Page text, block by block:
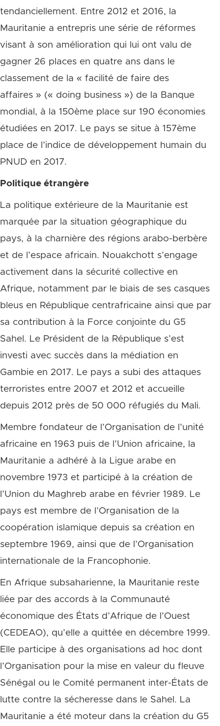
tendanciellement. Entre 2012 et 2016, la
Mauritanie a entrepris une série de réformes
visant à son amélioration qui lui ont valu de
gagner 26 places en quatre ans dans le
classement de la « facilité de faire des
affaires » (« doing business ») de la Banque
mondial, à la 150ème place sur 190 économies
étudiées en 2017. Le pays se situe à 157ème
place de l’indice de développement humain du
PNUD en 2017.
Politique étrangère
La politique extérieure de la Mauritanie est
marquée par la situation géographique du
pays, à la charnière des régions arabo-berbère
et de l’espace africain. Nouakchott s’engage
activement dans la sécurité collective en
Afrique, notamment par le biais de ses casques
bleus en République centrafricaine ainsi que par
sa contribution à la Force conjointe du G5
Sahel. Le Président de la République s’est
investi avec succès dans la médiation en
Gambie en 2017. Le pays a subi des attaques
terroristes entre 2007 et 2012 et accueille
depuis 2012 près de 50 000 réfugiés du Mali.
Membre fondateur de l’Organisation de l’unité
africaine en 1963 puis de l’Union africaine, la
Mauritanie a adhéré à la Ligue arabe en
novembre 1973 et participé à la création de
l’Union du Maghreb arabe en février 1989. Le
pays est membre de l’Organisation de la
coopération islamique depuis sa création en
septembre 1969, ainsi que de l’Organisation
internationale de la Francophonie.
En Afrique subsaharienne, la Mauritanie reste
liée par des accords à la Communauté
économique des États d’Afrique de l’Ouest
(CEDEAO), qu’elle a quittée en décembre 1999.
Elle participe à des organisations ad hoc dont
l’Organisation pour la mise en valeur du fleuve
Sénégal ou le Comité permanent inter-États de
lutte contre la sécheresse dans le Sahel. La
Mauritanie a été moteur dans la création du G5